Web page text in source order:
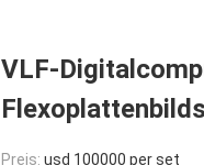
VLF-
Preis: usd 100000 per set